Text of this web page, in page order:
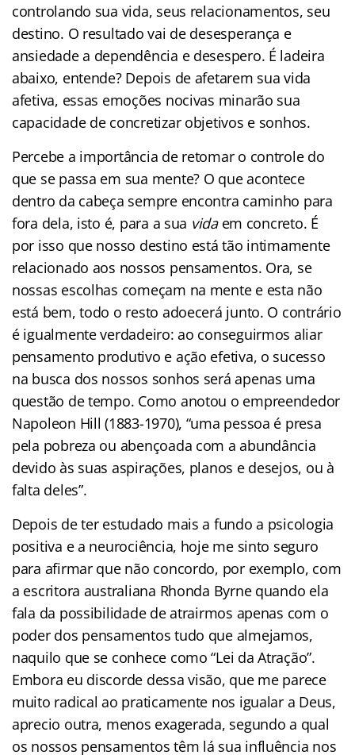
controlando sua vida, seus relacionamentos, seu
destino. O resultado vai de desesperança e
ansiedade a dependência e desespero. É ladeira
abaixo, entende? Depois de afetarem sua vida
afetiva, essas emoções nocivas minarão sua
capacidade de concretizar objetivos e sonhos.
Percebe a importância de retomar o controle do
que se passa em sua mente? O que acontece
dentro da cabeça sempre encontra caminho para
fora dela, isto é, para a sua vida em concreto. É
por isso que nosso destino está tão intimamente
relacionado aos nossos pensamentos. Ora, se
nossas escolhas começam na mente e esta não
está bem, todo o resto adoecerá junto. O contrário
é igualmente verdadeiro: ao conseguirmos aliar
pensamento produtivo e ação efetiva, o sucesso
na busca dos nossos sonhos será apenas uma
questão de tempo. Como anotou o empreendedor
Napoleon Hill (1883-1970), “uma pessoa é presa
pela pobreza ou abençoada com a abundância
devido às suas aspirações, planos e desejos, ou à
falta deles”.
Depois de ter estudado mais a fundo a psicologia
positiva e a neurociência, hoje me sinto seguro
para afirmar que não concordo, por exemplo, com
a escritora australiana Rhonda Byrne quando ela
fala da possibilidade de atrairmos apenas com o
poder dos pensamentos tudo que almejamos,
naquilo que se conhece como “Lei da Atração”.
Embora eu discorde dessa visão, que me parece
muito radical ao praticamente nos igualar a Deus,
aprecio outra, menos exagerada, segundo a qual
os nossos pensamentos têm lá sua influência nos